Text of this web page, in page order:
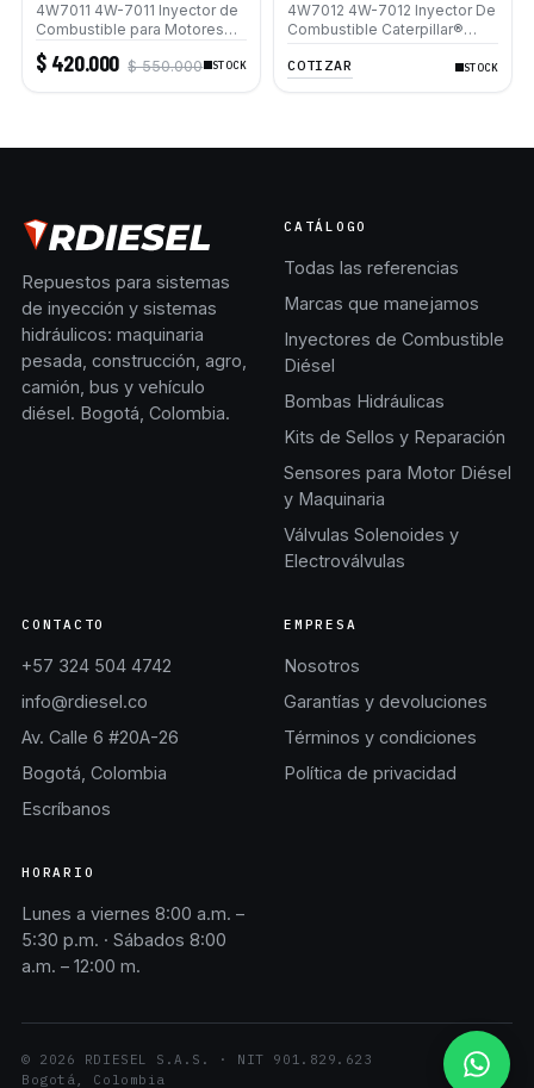
4W7011 4W-7011 Inyector de
Combustible para Motores
Caterpillar 3208
vibrocompactador CB-614
$ 420.000 $ 550.000 STOCK
4W7012 4W-7012 Inyector De
Combustible Caterpillar®
COTIZAR
STOCK
Repuestos para sistemas
de inyección y sistemas
hidráulicos: maquinaria
pesada, construcción, agro,
camión, bus y vehículo
diésel. Bogotá, Colombia.
CATÁLOGO
Todas las referencias
Marcas que manejamos
Inyectores de Combustible
Diésel
Bombas Hidráulicas
Kits de Sellos y Reparación
Sensores para Motor Diésel
y Maquinaria
Válvulas Solenoides y
Electroválvulas
CONTACTO
+57 324 504 4742
info@rdiesel.co
Av. Calle 6 #20A-26
Bogotá, Colombia
Escríbanos
EMPRESA
Nosotros
Garantías y devoluciones
Términos y condiciones
Política de privacidad
HORARIO
Lunes a viernes 8:00 a.m. –
5:30 p.m. · Sábados 8:00
a.m. – 12:00 m.
© 2026 RDIESEL S.A.S. · NIT 901.829.623
Bogotá, Colombia